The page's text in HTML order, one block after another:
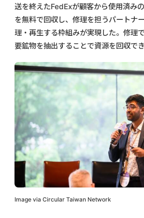
送を終えたFedExが顧客から使用済み
を無料で回収し、修理を担うパートナ
理・再生する枠組みが実現した。修理
要鉱物を抽出することで資源を回収でき
Image via Circular Taiwan Network